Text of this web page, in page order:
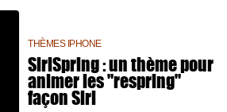
THÈMES IPHONE
SiriSpring : un thème pour
animer les "respring"
façon Siri